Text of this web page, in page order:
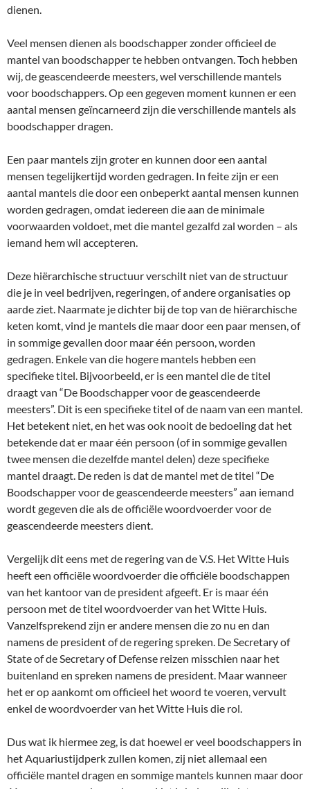
dienen.
Veel mensen dienen als boodschapper zonder officieel de
mantel van boodschapper te hebben ontvangen. Toch hebben
wij, de geascendeerde meesters, wel verschillende mantels
voor boodschappers. Op een gegeven moment kunnen er een
aantal mensen geïncarneerd zijn die verschillende mantels als
boodschapper dragen.
Een paar mantels zijn groter en kunnen door een aantal
mensen tegelijkertijd worden gedragen. In feite zijn er een
aantal mantels die door een onbeperkt aantal mensen kunnen
worden gedragen, omdat iedereen die aan de minimale
voorwaarden voldoet, met die mantel gezalfd zal worden – als
iemand hem wil accepteren.
Deze hiërarchische structuur verschilt niet van de structuur
die je in veel bedrijven, regeringen, of andere organisaties op
aarde ziet. Naarmate je dichter bij de top van de hiërarchische
keten komt, vind je mantels die maar door een paar mensen, of
in sommige gevallen door maar één persoon, worden
gedragen. Enkele van die hogere mantels hebben een
specifieke titel. Bijvoorbeeld, er is een mantel die de titel
draagt van “De Boodschapper voor de geascendeerde
meesters”. Dit is een specifieke titel of de naam van een mantel.
Het betekent niet, en het was ook nooit de bedoeling dat het
betekende dat er maar één persoon (of in sommige gevallen
twee mensen die dezelfde mantel delen) deze specifieke
mantel draagt. De reden is dat de mantel met de titel “De
Boodschapper voor de geascendeerde meesters” aan iemand
wordt gegeven die als de officiële woordvoerder voor de
geascendeerde meesters dient.
Vergelijk dit eens met de regering van de V.S. Het Witte Huis
heeft een officiële woordvoerder die officiële boodschappen
van het kantoor van de president afgeeft. Er is maar één
persoon met de titel woordvoerder van het Witte Huis.
Vanzelfsprekend zijn er andere mensen die zo nu en dan
namens de president of de regering spreken. De Secretary of
State of de Secretary of Defense reizen misschien naar het
buitenland en spreken namens de president. Maar wanneer
het er op aankomt om officieel het woord te voeren, vervult
enkel de woordvoerder van het Witte Huis die rol.
Dus wat ik hiermee zeg, is dat hoewel er veel boodschappers in
het Aquariustijdperk zullen komen, zij niet allemaal een
officiële mantel dragen en sommige mantels kunnen maar door